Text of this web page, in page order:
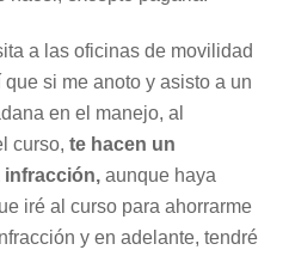
a las oficinas de movilidad
si me anoto y asisto a un
en el manejo, al
curso,te hacen un
infracción,aunque haya
iré al curso para ahorrarme
y en adelante, tendré